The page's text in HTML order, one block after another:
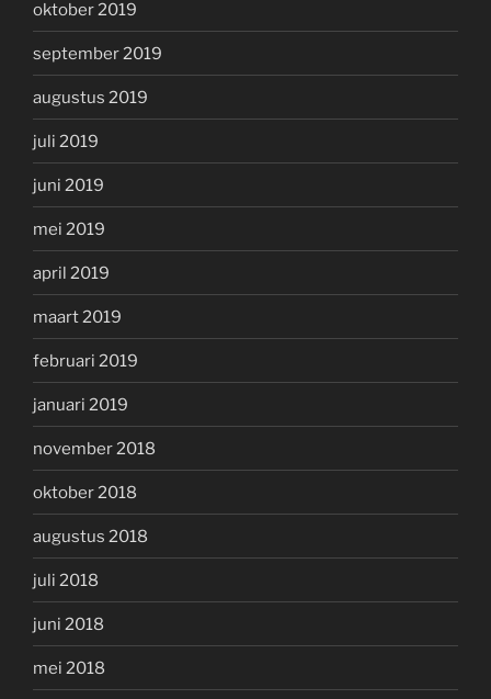
oktober 2019
september 2019
augustus 2019
juli 2019
juni 2019
mei 2019
april 2019
maart 2019
februari 2019
januari 2019
november 2018
oktober 2018
augustus 2018
juli 2018
juni 2018
mei 2018